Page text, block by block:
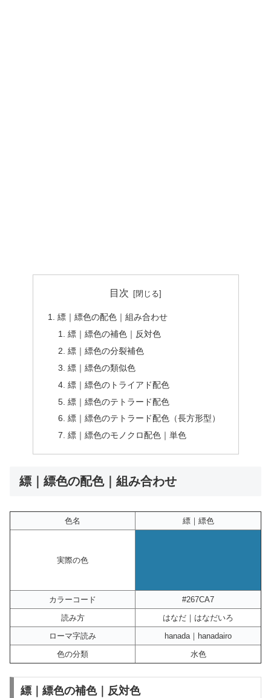
目次
縹｜縹色の配色｜組み合わせ
縹｜縹色の補色｜反対色
縹｜縹色の分裂補色
縹｜縹色の類似色
縹｜縹色のトライアド配色
縹｜縹色のテトラード配色
縹｜縹色のテトラード配色（長方形型）
縹｜縹色のモノクロ配色｜単色
縹｜縹色の配色｜組み合わせ
色名 縹｜縹色
実際の色
カラーコード
#267CA7
読み方
はなだ｜はなだいろ
ローマ字読み
hanada｜hanadairo
色の分類
水色
縹｜縹色の補色｜反対色